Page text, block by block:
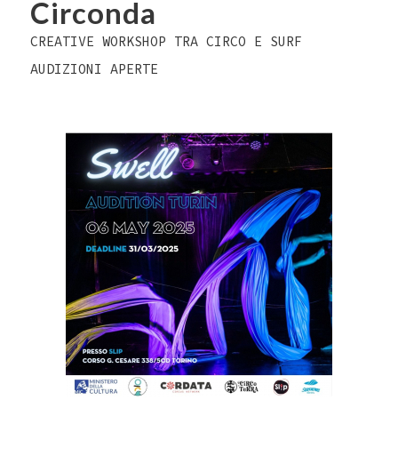
Circonda
CREATIVE WORKSHOP TRA CIRCO E SURF
AUDIZIONI APERTE